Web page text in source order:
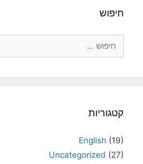
חיפוש
קטגוריות
English (19)
Uncategorized (27)